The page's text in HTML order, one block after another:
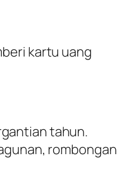
kartu uang
tahun.
rombongan